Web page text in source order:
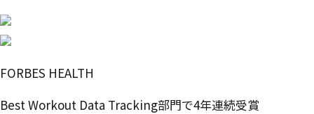
FORBES HEALTH
Best Workout Data Tracking部門で4年連続受賞